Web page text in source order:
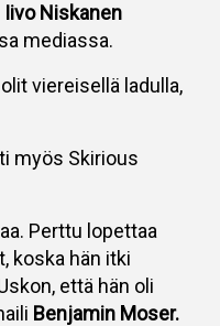
Iivo Niskanen
mediassa.
viereisellä ladulla,
myös Skirious
Perttu lopettaa
koska hän itki
että hän oli
Benjamin Moser.